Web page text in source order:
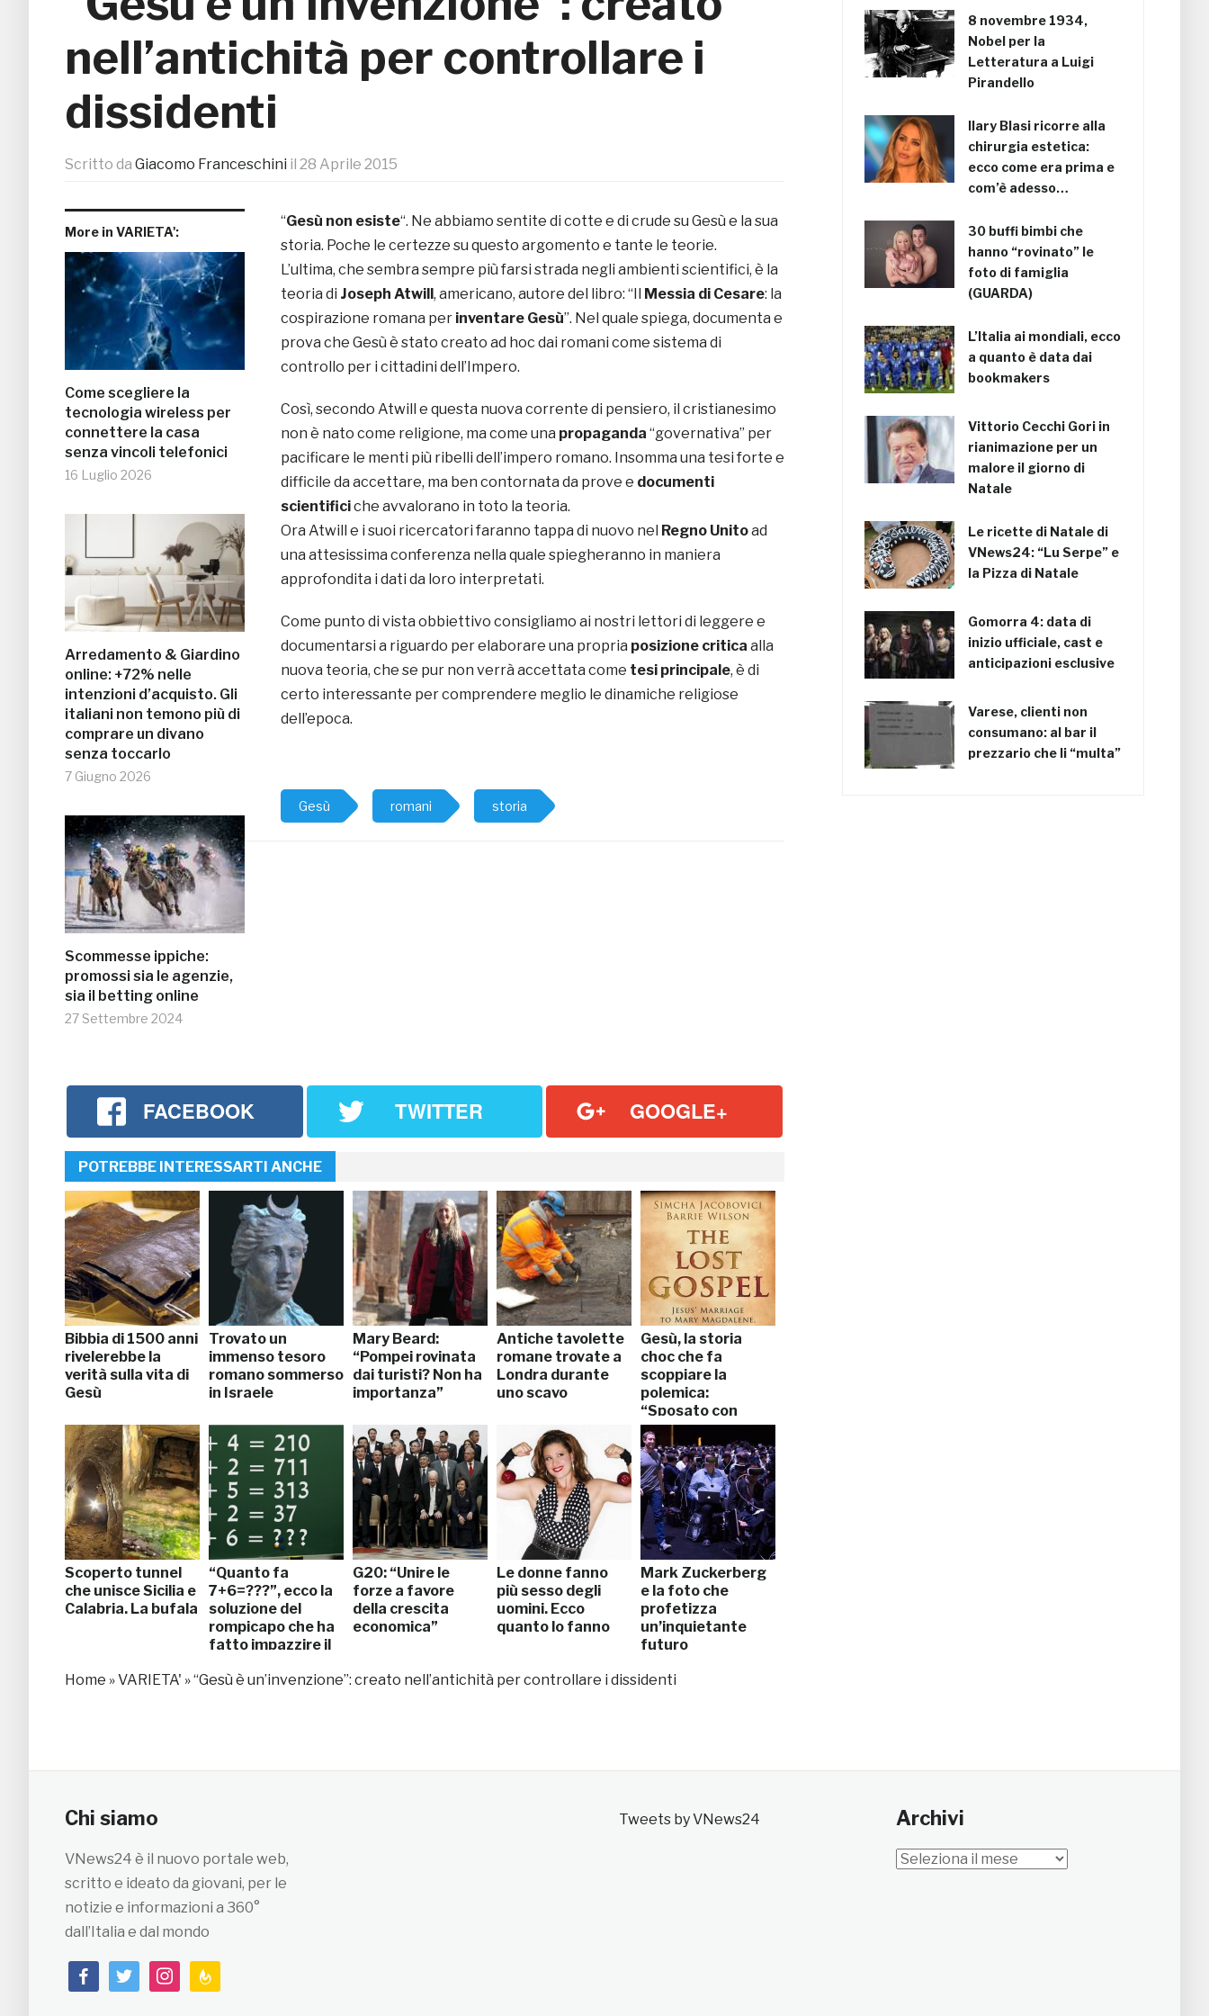
nell’antichità per controllare i
dissidenti
Scritto da Giacomo Franceschini il 28 Aprile 2015
More in VARIETA':
Come scegliere la
tecnologia wireless per
connettere la casa
senza vincoli telefonici
16 Luglio 2026
Arredamento & Giardino
online: +72% nelle
intenzioni d’acquisto. Gli
italiani non temono più di
comprare un divano
senza toccarlo
7 Giugno 2026
Scommesse ippiche:
promossi sia le agenzie,
sia il betting online
27 Settembre 2024
“Gesù non esiste“. Ne abbiamo sentite di cotte e di crude su Gesù e la sua
storia. Poche le certezze su questo argomento e tante le teorie.
L’ultima, che sembra sempre più farsi strada negli ambienti scientifici, è la
teoria di Joseph Atwill, americano, autore del libro: “Il Messia di Cesare: la
cospirazione romana per inventare Gesù”. Nel quale spiega, documenta e
prova che Gesù è stato creato ad hoc dai romani come sistema di
controllo per i cittadini dell’Impero.
Così, secondo Atwill e questa nuova corrente di pensiero, il cristianesimo
non è nato come religione, ma come una propaganda “governativa” per
pacificare le menti più ribelli dell’impero romano. Insomma una tesi forte e
difficile da accettare, ma ben contornata da prove e documenti
scientificiche avvalorano in toto la teoria.
Ora Atwill e i suoi ricercatori faranno tappa di nuovo nel Regno Unitoad
una attesissima conferenza nella quale spiegheranno in maniera
approfondita i dati da loro interpretati.
Come punto di vista obbiettivo consigliamo ai nostri lettori di leggere e
documentarsi a riguardo per elaborare una propria posizione critica alla
nuova teoria, che se pur non verrà accettata come tesi principale, è di
certo interessante per comprendere meglio le dinamiche religiose
dell’epoca.
Gesù romani storia
FACEBOOK TWITTER GOOGLE+
POTREBBE INTERESSARTI ANCHE
Bibbia di 1500 anni
rivelerebbe la
verità sulla vita di
Gesù
Trovato un
immenso tesoro
romano sommerso
in Israele
Mary Beard:
“Pompei rovinata
dai turisti? Non ha
importanza”
Antiche tavolette
romane trovate a
Londra durante
uno scavo
Gesù, la storia
choc che fa
scoppiare la
polemica:
“Sposato con
Maddalena e con
due figli”
Scoperto tunnel
che unisce Sicilia e
Calabria. La bufala
“Quanto fa
7+6=???”, ecco la
soluzione del
rompicapo che ha
fatto impazzire il
G20: “Unire le
forze a favore
della crescita
economica”
Le donne fanno
più sesso degli
uomini. Ecco
quanto lo fanno
Mark Zuckerberg
e la foto che
profetizza
un’inquietante
futuro
Home »VARIETA' »“Gesù è un’invenzione”: creato nell’antichità per controllare i dissidenti
8 novembre 1934,
Nobel per la
Letteratura a Luigi
Pirandello
Ilary Blasi ricorre alla
chirurgia estetica:
ecco come era prima e
com’è adesso…
30 buffi bimbi che
hanno “rovinato” le
foto di famiglia
(GUARDA)
L’Italia ai mondiali, ecco
a quanto è data dai
bookmakers
Vittorio Cecchi Gori in
rianimazione per un
malore il giorno di
Natale
Le ricette di Natale di
VNews24: “Lu Serpe” e
la Pizza di Natale
Gomorra 4: data di
inizio ufficiale, cast e
anticipazioni esclusive
Varese, clienti non
consumano: al bar il
prezzario che li “multa”
Chi siamo
VNews24 è il nuovo portale web,
scritto e ideato da giovani, per le
notizie e informazioni a 360°
dall’Italia e dal mondo
facebooktwitterinstagramfeedburner
Tweets by VNews24 Archivi
Archivi